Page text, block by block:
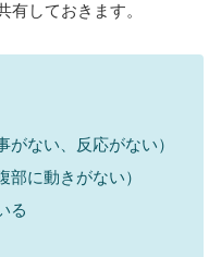
有しておきます。
ない、反応がない）
に動きがない）
る